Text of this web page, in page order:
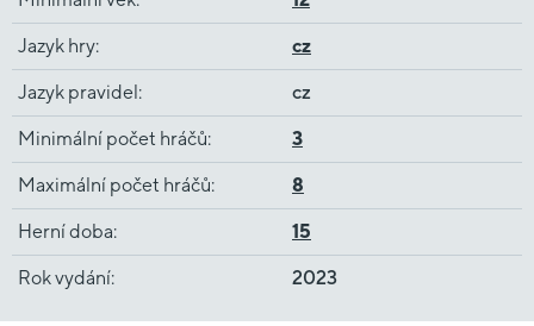
Jazyk hry: cz
Jazyk pravidel: cz
Minimální počet hráčů: 3
Maximální počet hráčů: 8
Herní doba: 15
Rok vydání: 2023